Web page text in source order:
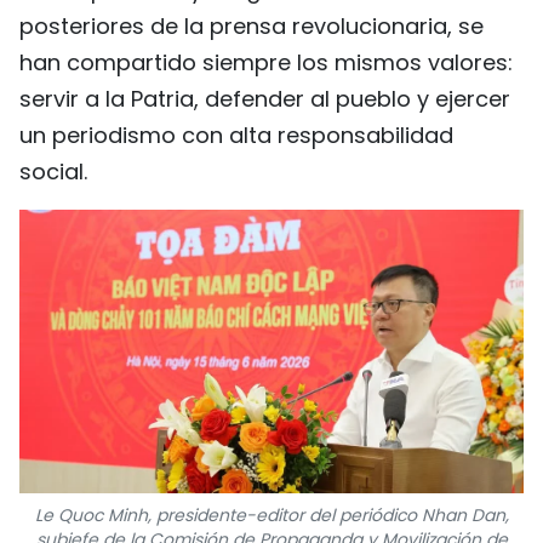
posteriores de la prensa revolucionaria, se
han compartido siempre los mismos valores:
servir a la Patria, defender al pueblo y ejercer
un periodismo con alta responsabilidad
social.
Le Quoc Minh, presidente-editor del periódico Nhan Dan,